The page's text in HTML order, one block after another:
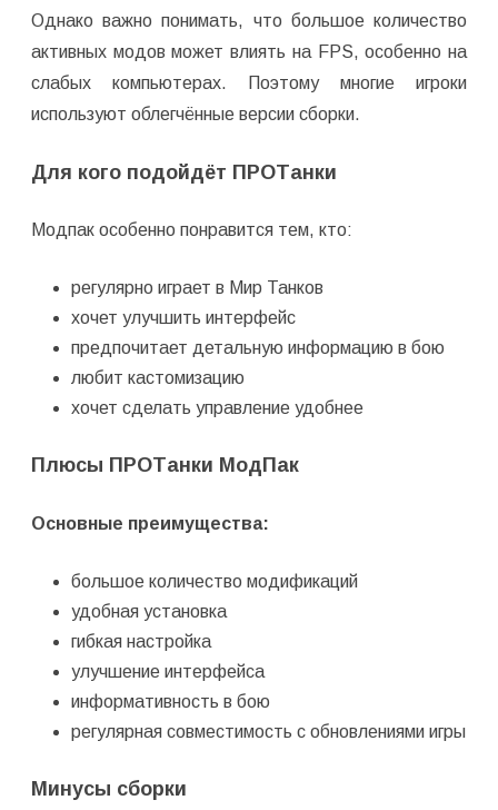
Однако важно понимать, что большое количество
активных модов может влиять на FPS, особенно на
слабых компьютерах. Поэтому многие игроки
используют облегчённые версии сборки.
Для кого подойдёт ПРОТанки
Модпак особенно понравится тем, кто:
регулярно играет в Мир Танков
хочет улучшить интерфейс
предпочитает детальную информацию в бою
любит кастомизацию
хочет сделать управление удобнее
Плюсы ПРОТанки МодПак
Основные преимущества:
большое количество модификаций
удобная установка
гибкая настройка
улучшение интерфейса
информативность в бою
регулярная совместимость с обновлениями игры
Минусы сборки